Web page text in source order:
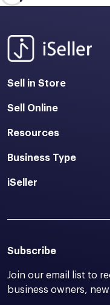
Sell in Store
Sell Online
Resources
Business Type
iSeller
Subscribe
Join our email list to
business owners,